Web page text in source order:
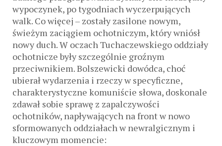
wypoczynek, po tygodniach wyczerpujących
walk. Co więcej – zostały zasilone nowym,
świeżym zaciągiem ochotniczym, który wniósł
nowy duch. W oczach Tuchaczewskiego oddziały
ochotnicze były szczególnie groźnym
przeciwnikiem. Bolszewicki dowódca, choć
ubierał wydarzenia i rzeczy w specyficzne,
charakterystyczne komuniście słowa, doskonale
zdawał sobie sprawę z zapalczywości
ochotników, napływających na front w nowo
sformowanych oddziałach w newralgicznym i
kluczowym momencie: